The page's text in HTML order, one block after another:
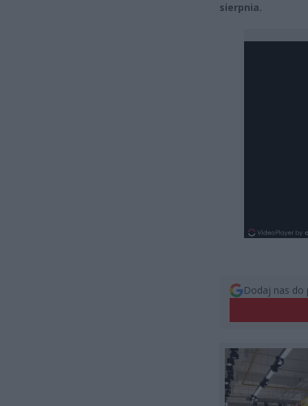
sierpnia.
Dodaj nas do